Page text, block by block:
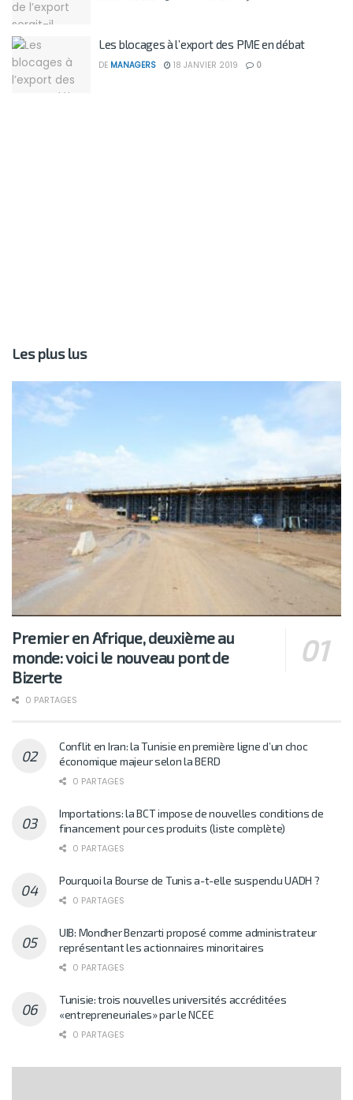
Les blocages à l’export des PME en débat
DE MANAGERS 18 JANVIER 2019 0
Les plus lus
Premier en Afrique, deuxième au
monde: voici le nouveau pont de
Bizerte
0 PARTAGES
Conflit en Iran: la Tunisie en première ligne d’un choc
économique majeur selon la BERD
0 PARTAGES
Importations: la BCT impose de nouvelles conditions de
financement pour ces produits (liste complète)
0 PARTAGES
Pourquoi la Bourse de Tunis a-t-elle suspendu UADH ?
0 PARTAGES
UIB: Mondher Benzarti proposé comme administrateur
représentant les actionnaires minoritaires
0 PARTAGES
Tunisie: trois nouvelles universités accréditées
«entrepreneuriales» par le NCEE
0 PARTAGES